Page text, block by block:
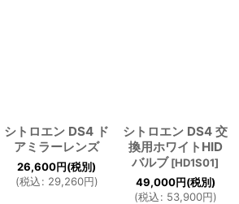
シトロエン DS4 ド
アミラーレンズ
26,600円(税別)
(税込: 29,260円)
シトロエン DS4 交
換用ホワイトHID
バルブ [HD1S01]
49,000円(税別)
(税込: 53,900円)